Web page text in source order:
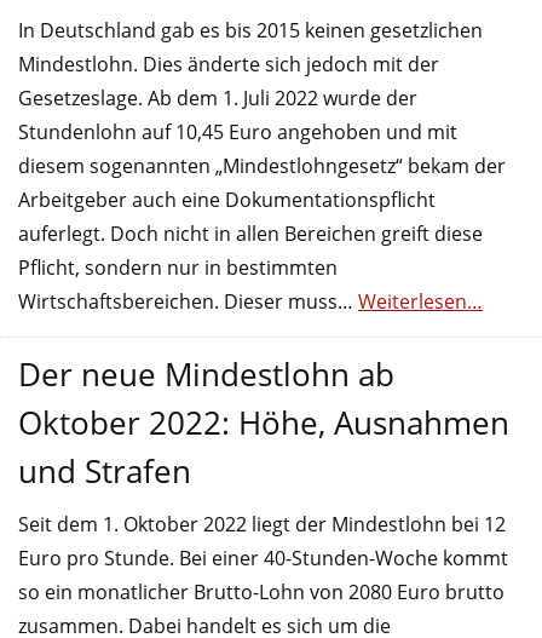
In Deutschland gab es bis 2015 keinen gesetzlichen
Mindestlohn. Dies änderte sich jedoch mit der
Gesetzeslage. Ab dem 1. Juli 2022 wurde der
Stundenlohn auf 10,45 Euro angehoben und mit
diesem sogenannten „Mindestlohngesetz“ bekam der
Arbeitgeber auch eine Dokumentationspflicht
auferlegt. Doch nicht in allen Bereichen greift diese
Pflicht, sondern nur in bestimmten
Wirtschaftsbereichen. Dieser muss… Weiterlesen…
Der neue Mindestlohn ab
Oktober 2022: Höhe, Ausnahmen
und Strafen
Seit dem 1. Oktober 2022 liegt der Mindestlohn bei 12
Euro pro Stunde. Bei einer 40-Stunden-Woche kommt
so ein monatlicher Brutto-Lohn von 2080 Euro brutto
zusammen. Dabei handelt es sich um die